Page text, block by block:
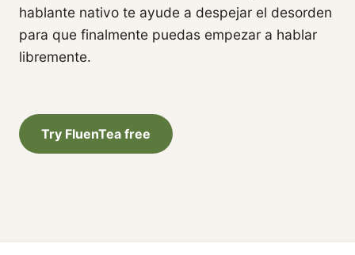
hablante nativo te ayude a despejar el desorden
para que finalmente puedas empezar a hablar
libremente.
Try FluenTea free